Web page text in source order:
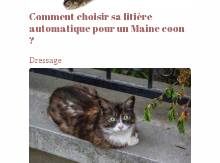
Comment choisir sa litière
automatique pour un Maine coon
?
Dressage